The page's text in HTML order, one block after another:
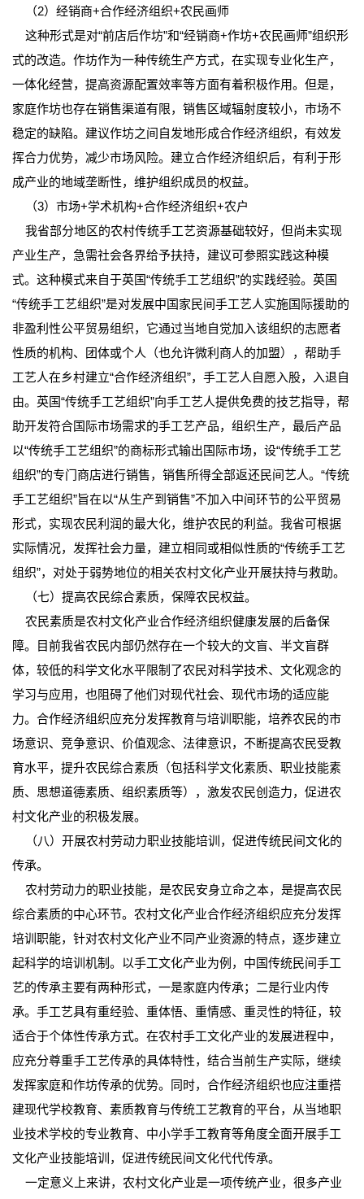
（2）经销商+合作经济组织+农民画师
这种形式是对“前店后作坊”和“经销商+作坊+农民画师”组织形
式的改造。作坊作为一种传统生产方式，在实现专业化生产，
一体化经营，提高资源配置效率等方面有着积极作用。但是，
家庭作坊也存在销售渠道有限，销售区域辐射度较小，市场不
稳定的缺陷。建议作坊之间自发地形成合作经济组织，有效发
挥合力优势，减少市场风险。建立合作经济组织后，有利于形
成产业的地域垄断性，维护组织成员的权益。
（3）市场+学术机构+合作经济组织+农户
我省部分地区的农村传统手工艺资源基础较好，但尚未实现
产业生产，急需社会各界给予扶持，建议可参照实践这种模
式。这种模式来自于英国“传统手工艺组织”的实践经验。英国
“传统手工艺组织”是对发展中国家民间手工艺人实施国际援助的
非盈利性公平贸易组织，它通过当地自觉加入该组织的志愿者
性质的机构、团体或个人（也允许微利商人的加盟），帮助手
工艺人在乡村建立“合作经济组织”，手工艺人自愿入股，入退自
由。英国“传统手工艺组织”向手工艺人提供免费的技艺指导，帮
助开发符合国际市场需求的手工艺产品，组织生产，最后产品
以“传统手工艺组织”的商标形式输出国际市场，设“传统手工艺
组织”的专门商店进行销售，销售所得全部返还民间艺人。“传统
手工艺组织”旨在以“从生产到销售”不加入中间环节的公平贸易
形式，实现农民利润的最大化，维护农民的利益。我省可根据
实际情况，发挥社会力量，建立相同或相似性质的“传统手工艺
组织”，对处于弱势地位的相关农村文化产业开展扶持与救助。
（七）提高农民综合素质，保障农民权益。
农民素质是农村文化产业合作经济组织健康发展的后备保
障。目前我省农民内部仍然存在一个较大的文盲、半文盲群
体，较低的科学文化水平限制了农民对科学技术、文化观念的
学习与应用，也阻碍了他们对现代社会、现代市场的适应能
力。合作经济组织应充分发挥教育与培训职能，培养农民的市
场意识、竞争意识、价值观念、法律意识，不断提高农民受教
育水平，提升农民综合素质（包括科学文化素质、职业技能素
质、思想道德素质、组织素质等），激发农民创造力，促进农
村文化产业的积极发展。
（八）开展农村劳动力职业技能培训，促进传统民间文化的
传承。
农村劳动力的职业技能，是农民安身立命之本，是提高农民
综合素质的中心环节。农村文化产业合作经济组织应充分发挥
培训职能，针对农村文化产业不同产业资源的特点，逐步建立
起科学的培训机制。以手工文化产业为例，中国传统民间手工
艺的传承主要有两种形式，一是家庭内传承；二是行业内传
承。手工艺具有重经验、重体悟、重情感、重灵性的特征，较
适合于个体性传承方式。在农村手工文化产业的发展进程中，
应充分尊重手工艺传承的具体特性，结合当前生产实际，继续
发挥家庭和作坊传承的优势。同时，合作经济组织也应注重搭
建现代学校教育、素质教育与传统工艺教育的平台，从当地职
业技术学校的专业教育、中小学手工教育等角度全面开展手工
文化产业技能培训，促进传统民间文化代代传承。
一定意义上来讲，农村文化产业是一项传统产业，很多产业